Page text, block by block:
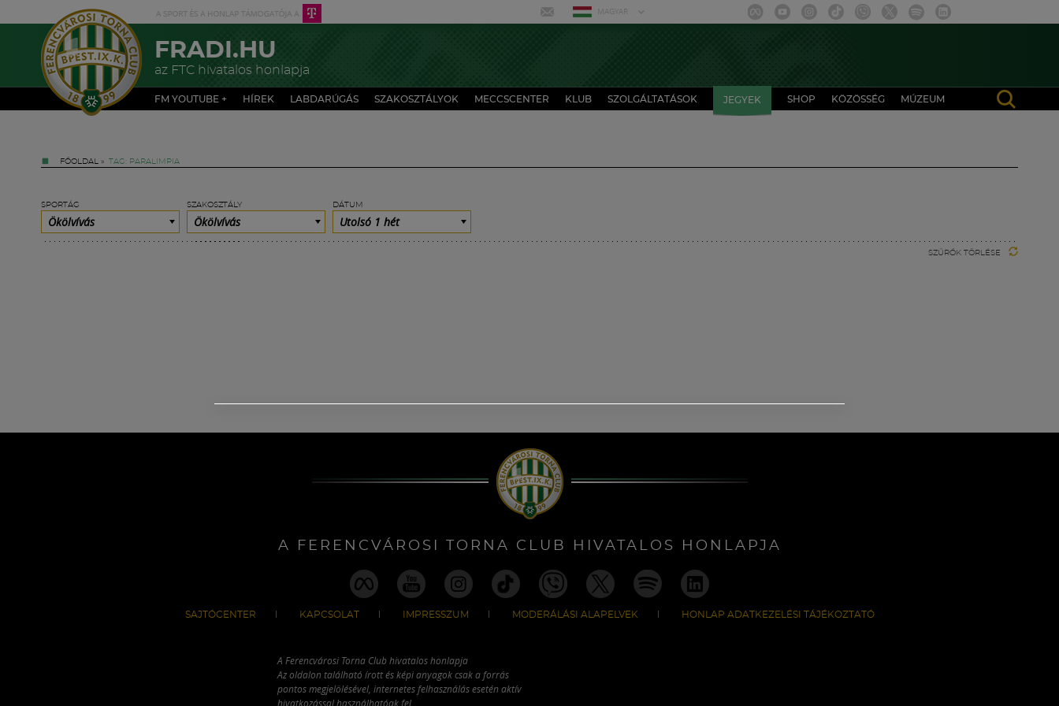
MAGYAR
FRADI.HU
az FTC hivatalos honlapja
FM YOUTUBE + HÍREK LABDARÚGÁS SZAKOSZTÁLYOK MECCSCENTER KLUB SZOLGÁLTATÁSOK JEGYEK SHOP KÖZÖSSÉG MÚZEUM
FŐOLDAL » TAG: PARALIMPIA
SPORTÁG
Ökölvívás
SZAKOSZTÁLY
Ökölvívás
DÁTUM
Utolsó 1 hét
SZŰRŐK TÖRLÉSE
A FERENCVÁROSI TORNA CLUB HIVATALOS HONLAPJA
SAJTÓCENTER KAPCSOLAT IMPRESSZUM MODERÁLÁSI ALAPELVEK HONLAP ADATKEZELÉSI TÁJÉKOZTATÓ
A Ferencvárosi Torna Club hivatalos honlapja
Az oldalon található írott és képi anyagok csak a forrás
pontos megjelölésével, internetes felhasználás esetén aktív
hivatkozással használhatóak fel.